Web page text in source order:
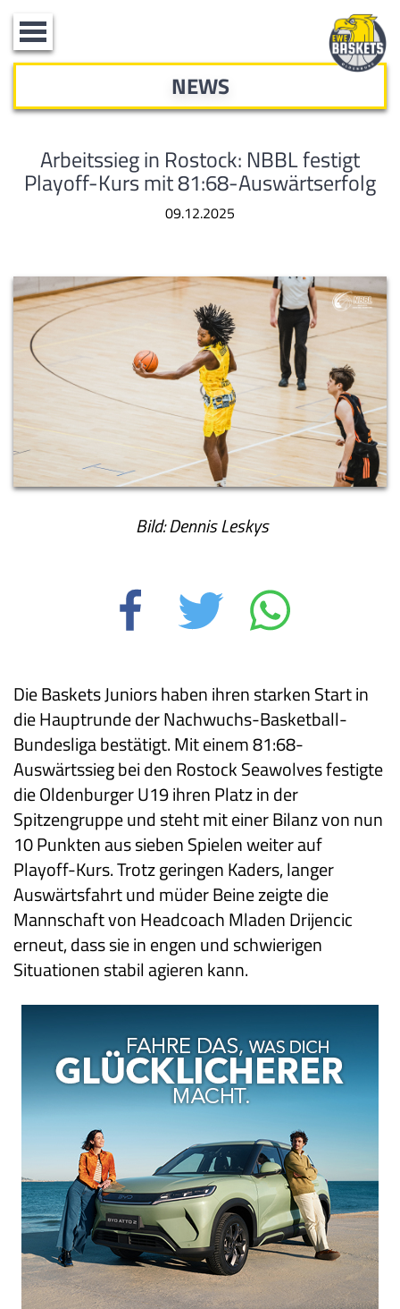
Toggle
navigation
NEWS
Arbeitssieg in Rostock: NBBL festigt
Playoff-Kurs mit 81:68-Auswärtserfolg
09.12.2025
Bild: Dennis Leskys
Die Baskets Juniors haben ihren starken Start in
die Hauptrunde der Nachwuchs-Basketball-
Bundesliga bestätigt. Mit einem 81:68-
Auswärtssieg bei den Rostock Seawolves festigte
die Oldenburger U19 ihren Platz in der
Spitzengruppe und steht mit einer Bilanz von nun
10 Punkten aus sieben Spielen weiter auf
Playoff-Kurs. Trotz geringen Kaders, langer
Auswärtsfahrt und müder Beine zeigte die
Mannschaft von Headcoach Mladen Drijencic
erneut, dass sie in engen und schwierigen
Situationen stabil agieren kann.